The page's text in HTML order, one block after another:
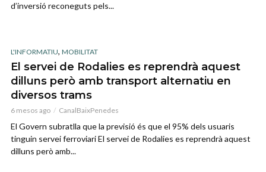
d’inversió reconeguts pels...
L'INFORMATIU, MOBILITAT
El servei de Rodalies es reprendrà aquest
dilluns però amb transport alternatiu en
diversos trams
6 mesos ago CanalBaixPenedes
El Govern subratlla que la previsió és que el 95% dels usuaris
tinguin servei ferroviari El servei de Rodalies es reprendrà aquest
dilluns però amb...